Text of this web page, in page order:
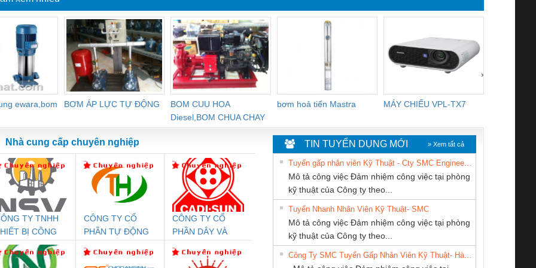
ewara,bom BƠM ÁP LỰC TỰ ĐỘNG
BOM CUU HOA
Diesel,BOM CHUA CHAY
bơm hoả tiển Mastra MÁY CHIẾU VPL-TX7
›
An Toàn
Contact
1NO-
SP -
Rơ Le An Toàn
Phoenix Contact
PSR-SCP-
Bộ Lặp Tín Hiệu
PROFIBUS Phoenix
Contact PSI-REP-
PROFIBUS/12MB -
Rơ Le An Toàn
Phoenix Contact
2986960 – PSR-
SCP-
Bộ giám sát chuỗi
tấm pin
TRANSCLINIC 16I+
1K5 L (2433950000)
Bộ giám sát dòng
TRANSCLINIC 16I+
(2008130000)
Nhà cung cấp chuyên nghiệp
TY TNHH
BỊ CÔNG
NIHON
VIỆT
CÔNG TY CỔ
PHẦN TỰ ĐỘNG
CÔNG TY CỔ
PHẦN DÂY VÀ
THƯỢNG ĐÌNH
CÔNG TY TNHH
MEKONG MARINE
SUPPLY
CÔNG TY CP TỰ
ĐỘNG TIẾN
HƯNG
CÔNG TY TNHH
VIỆT NAM
TIN TUYỂN DỤNG MỚI » Xem tất cả
Mô tả công việc Đảm nhiệm công việc tại phòng
kỹ thuật của Công ty theo...
Tuyển Nhanh Nhân Viên Kỹ Thuật- SMC
Mô tả công việc Đảm nhiệm công việc tại phòng
kỹ thuật của Công ty theo...